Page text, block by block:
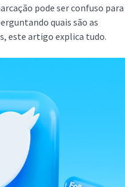
pode ser confuso para
quais são as
este artigo explica tudo.